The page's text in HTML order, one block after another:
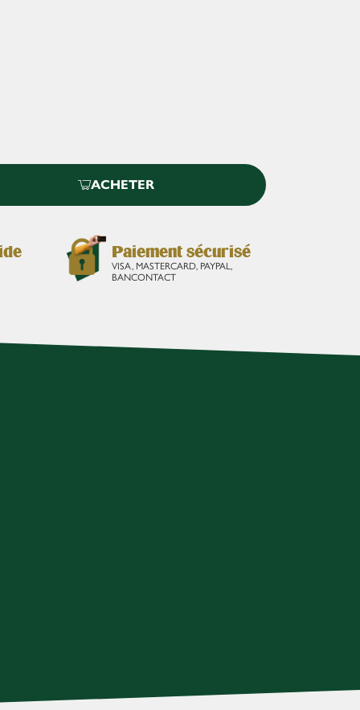
ACHETER
Paiement sécurisé
VISA, MASTERCARD, PAYPAL,
BANCONTACT